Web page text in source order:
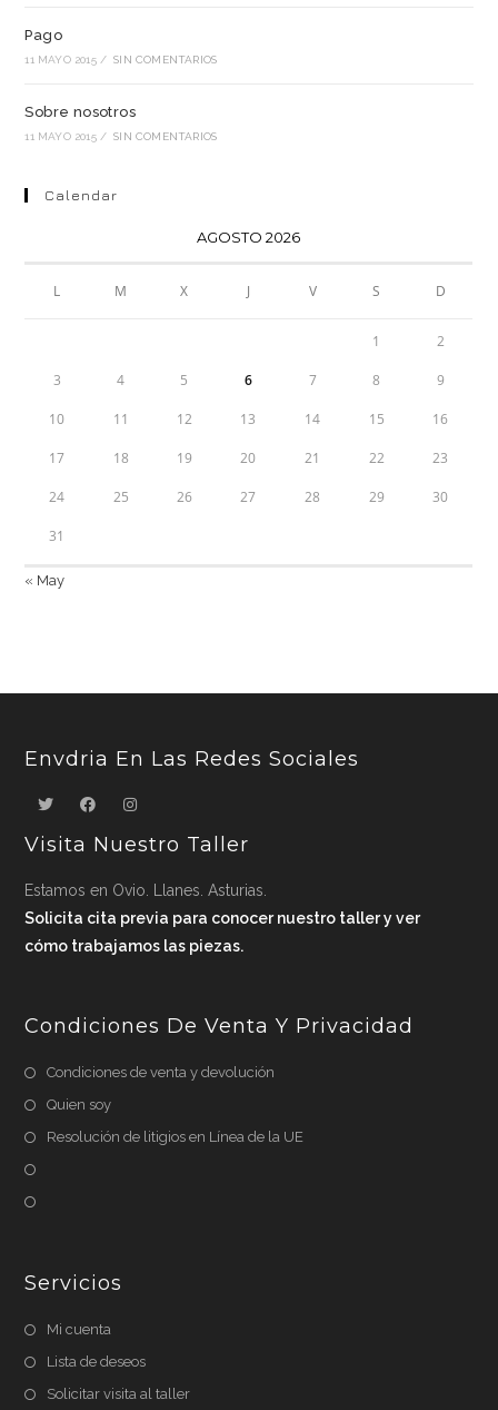
Pago
11 MAYO 2015 / SIN COMENTARIOS
Sobre nosotros
11 MAYO 2015 / SIN COMENTARIOS
Calendar
AGOSTO 2026
L M X J V S D
1 2
3 4 5 6 7 8 9
10 11 12 13 14 15 16
17 18 19 20 21 22 23
24 25 26 27 28 29 30
31
« May
Envdria En Las Redes Sociales
Visita Nuestro Taller
Estamos en Ovio. Llanes. Asturias.
Solicita cita previa para conocer nuestro taller y ver
cómo trabajamos las piezas.
Condiciones De Venta Y Privacidad
Condiciones de venta y devolución
Quien soy
Resolución de litigios en Línea de la UE
Servicios
Mi cuenta
Lista de deseos
Solicitar visita al taller